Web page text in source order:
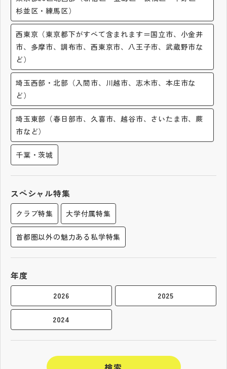
お問い合わせ
個人情報保護方針
サイトマップ
運営会社
杉並区・練馬区）
西東京（東京都下がすべて含まれます＝国立市、小金井
市、多摩市、調布市、西東京市、八王子市、武蔵野市な
ど）
埼玉西部・北部（入間市、川越市、志木市、本庄市な
ど）
埼玉東部（春日部市、久喜市、越谷市、さいたま市、蕨
市など）
千葉・茨城
スペシャル特集
クラブ特集 大学付属特集
首都圏以外の魅力ある私学特集
年度
2026 2025
2024